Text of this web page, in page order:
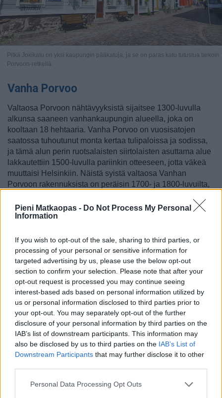
Pieni Matkaopas - Do Not Process My Personal
Information
If you wish to opt-out of the sale, sharing to third parties, or
processing of your personal or sensitive information for
targeted advertising by us, please use the below opt-out
section to confirm your selection. Please note that after your
opt-out request is processed you may continue seeing
interest-based ads based on personal information utilized by
us or personal information disclosed to third parties prior to
your opt-out. You may separately opt-out of the further
disclosure of your personal information by third parties on the
IAB’s list of downstream participants. This information may
also be disclosed by us to third parties on the IAB’s List of
Downstream Participants that may further disclose it to other
Personal Data Processing Opt Outs
Pitkä Jokikatu on yksi kaupungin pääkatuja, ja se on paras katu tutustua tarkoin
Porvoon-retkellä.
Vanha Porvoo
Valtaosa Porvoon nähtävyyksistä sijaitsee 1300-luvulla
alkunsa saaneen vanhankaupungin alueella, joka on
kooltaan 18 hehtaaria. Vanha Porvoo on vuosisatojen
saatossa tuhoutunut monta kertaa tulipaloissa ja sodissa,
ja tämä alun perin ruotsalaisten siirtolaisten asuttama alue
lakkautettiin 1500-luvulla pariinkin otteeseen, jotta väkeä
muuttaisi Helsinkiin. Näistä syistä valtaosa Vanhan
Porvoon rakennuksista on peräisin 1700- ja 1800-luvuilta,
asui ja vaikutti Porvoossa.